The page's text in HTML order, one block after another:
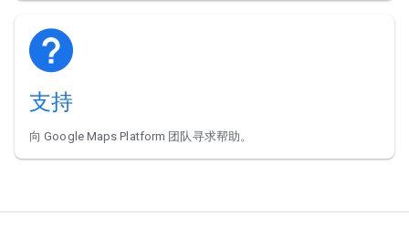
支持
向 Google Maps Platform 团队寻求帮助。